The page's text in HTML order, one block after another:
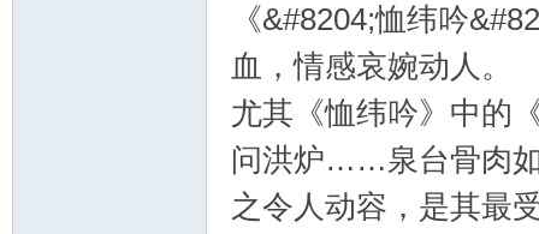
《&#8204;恤纬吟
血，情感哀婉动人。
尤其《恤纬吟》中的
问洪炉……泉台骨肉如
之令人动容，是其最